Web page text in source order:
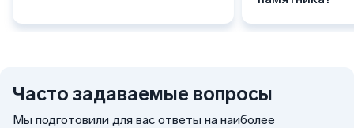
Часто задаваемые вопросы
Мы подготовили для вас ответы на наиболее